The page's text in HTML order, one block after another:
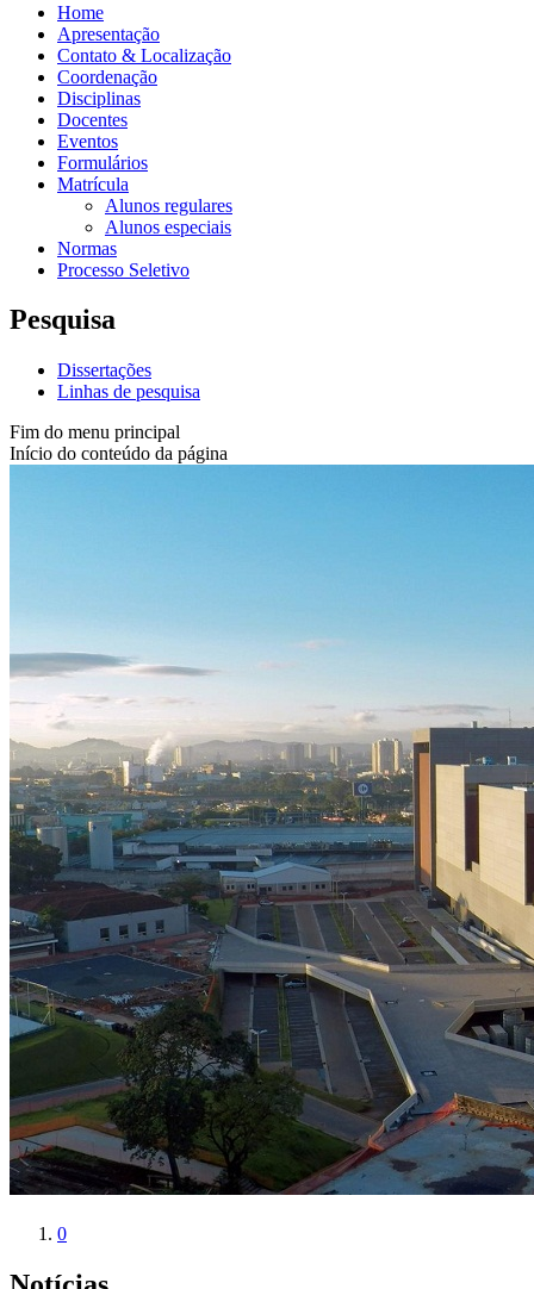
Home
Apresentação
Contato & Localização
Coordenação
Disciplinas
Docentes
Eventos
Formulários
Matrícula
Alunos regulares
Alunos especiais
Normas
Processo Seletivo
Pesquisa
Dissertações
Linhas de pesquisa
Fim do menu principal
Início do conteúdo da página
0